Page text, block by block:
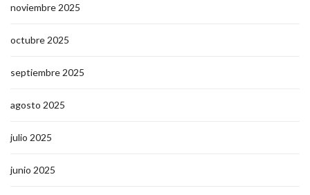
noviembre 2025
octubre 2025
septiembre 2025
agosto 2025
julio 2025
junio 2025